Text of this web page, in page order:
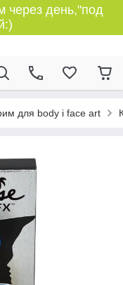
через день,"под
для body і face art